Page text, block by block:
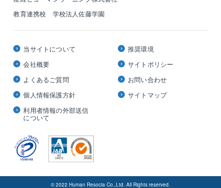
教育連携校 学校法人佐藤学園
当サイトについて
会社概要
よくあるご質問
個人情報保護方針
利用者情報の外部送信
について
推奨環境
サイトポリシー
お問い合わせ
サイトマップ
© 2022 Human Resocia Co.,Ltd. All Rights reserved.